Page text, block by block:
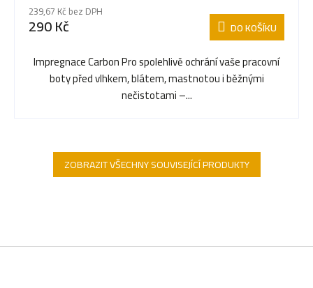
239,67 Kč bez DPH
290 Kč DO KOŠÍKU
Impregnace Carbon Pro spolehlivě ochrání vaše pracovní
boty před vlhkem, blátem, mastnotou i běžnými
nečistotami –...
ZOBRAZIT VŠECHNY SOUVISEJÍCÍ PRODUKTY